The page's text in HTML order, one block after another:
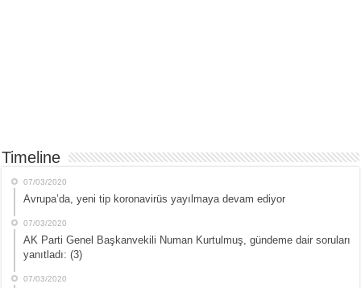
Timeline
07/03/2020
Avrupa’da, yeni tip koronavirüs yayılmaya devam ediyor
07/03/2020
AK Parti Genel Başkanvekili Numan Kurtulmuş, gündeme dair soruları
yanıtladı: (3)
07/03/2020